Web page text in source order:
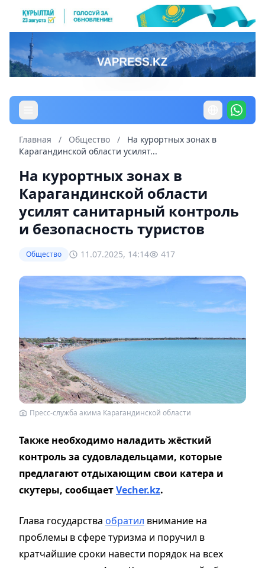
Главная / Общество /
На курортных зонах в
Карагандинской области усилят...
На курортных зонах в
Карагандинской области
усилят санитарный контроль
и безопасность туристов
Общество 11.07.2025, 14:14 417
Пресс-служба акима Карагандинской области
Также необходимо наладить жёсткий
контроль за судовладельцами, которые
предлагают отдыхающим свои катера и
скутеры, сообщаетVecher.kz.
Глава государства обратил внимание на
проблемы в сфере туризма и поручил в
кратчайшие сроки навести порядок на всех